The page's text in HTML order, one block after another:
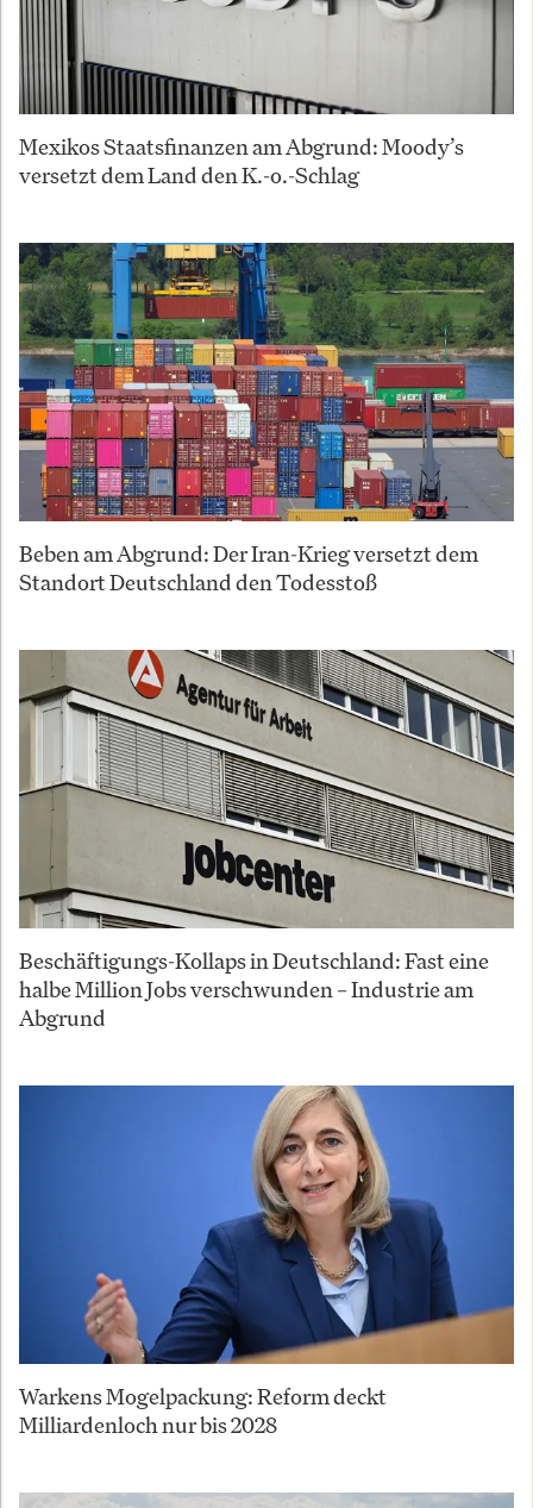
Mexikos Staatsfinanzen am Abgrund: Moody’s
versetzt dem Land den K.-o.-Schlag
Beben am Abgrund: Der Iran-Krieg versetzt dem
Standort Deutschland den Todesstoß
Beschäftigungs-Kollaps in Deutschland: Fast eine
halbe Million Jobs verschwunden – Industrie am
Abgrund
Warkens Mogelpackung: Reform deckt
Milliardenloch nur bis 2028